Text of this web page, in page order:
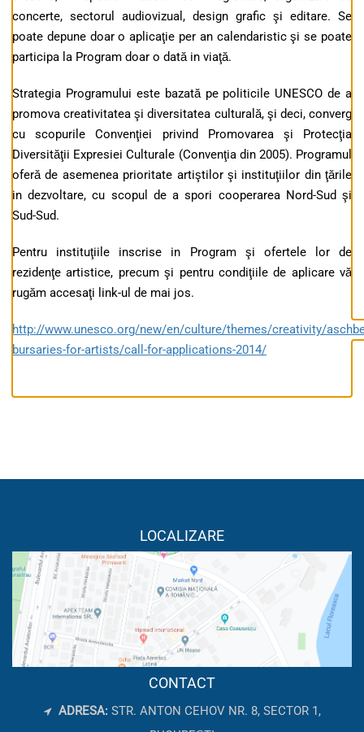
concerte, sectorul audiovizual, design grafic şi editare. Se
poate depune doar o aplicaţie per an calendaristic şi se poate
participa la Program doar o dată in viaţă.
Strategia Programului este bazată pe politicile UNESCO de a
promova creativitatea şi diversitatea culturală, şi deci, converg
cu scopurile Convenţiei privind Promovarea şi Protecţia
Diversităţii Expresiei Culturale (Convenţia din 2005). Programul
oferă de asemenea prioritate artiştilor şi instituţiilor din ţările
in dezvoltare, cu scopul de a spori cooperarea Nord-Sud şi
Sud-Sud.
Pentru instituţiile inscrise in Program şi ofertele lor de
rezidenţe artistice, precum şi pentru condiţiile de aplicare vă
rugăm accesaţi link-ul de mai jos.
http://www.unesco.org/new/en/culture/themes/creativity/
bursaries-for-artists/call-for-applications-2014/
LOCALIZARE
CONTACT
ADRESA: STR. ANTON CEHOV NR. 8, SECTOR 1,